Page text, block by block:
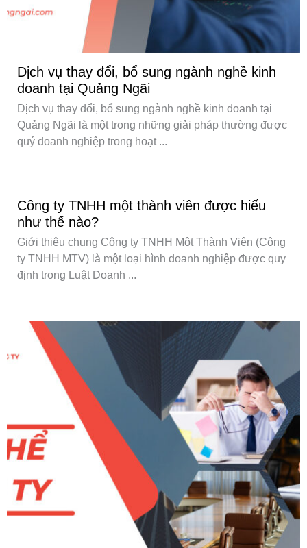
Dịch vụ thay đổi, bổ sung ngành nghề kinh
doanh tại Quảng Ngãi
Dịch vụ thay đổi, bổ sung ngành nghề kinh doanh tại
Quảng Ngãi là một trong những giải pháp thường được
quý doanh nghiệp trong hoạt ...
Công ty TNHH một thành viên được hiểu
như thế nào?
Giới thiệu chung Công ty TNHH Một Thành Viên (Công
ty TNHH MTV) là một loại hình doanh nghiệp được quy
định trong Luật Doanh ...